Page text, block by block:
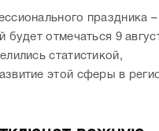
праздника
будет отмечаться 9
статистикой,
этой сферы в